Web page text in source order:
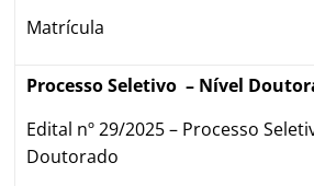
Matrícula
Processo Seletivo – Nível
Edital nº 29/2025 – Processo
Doutorado